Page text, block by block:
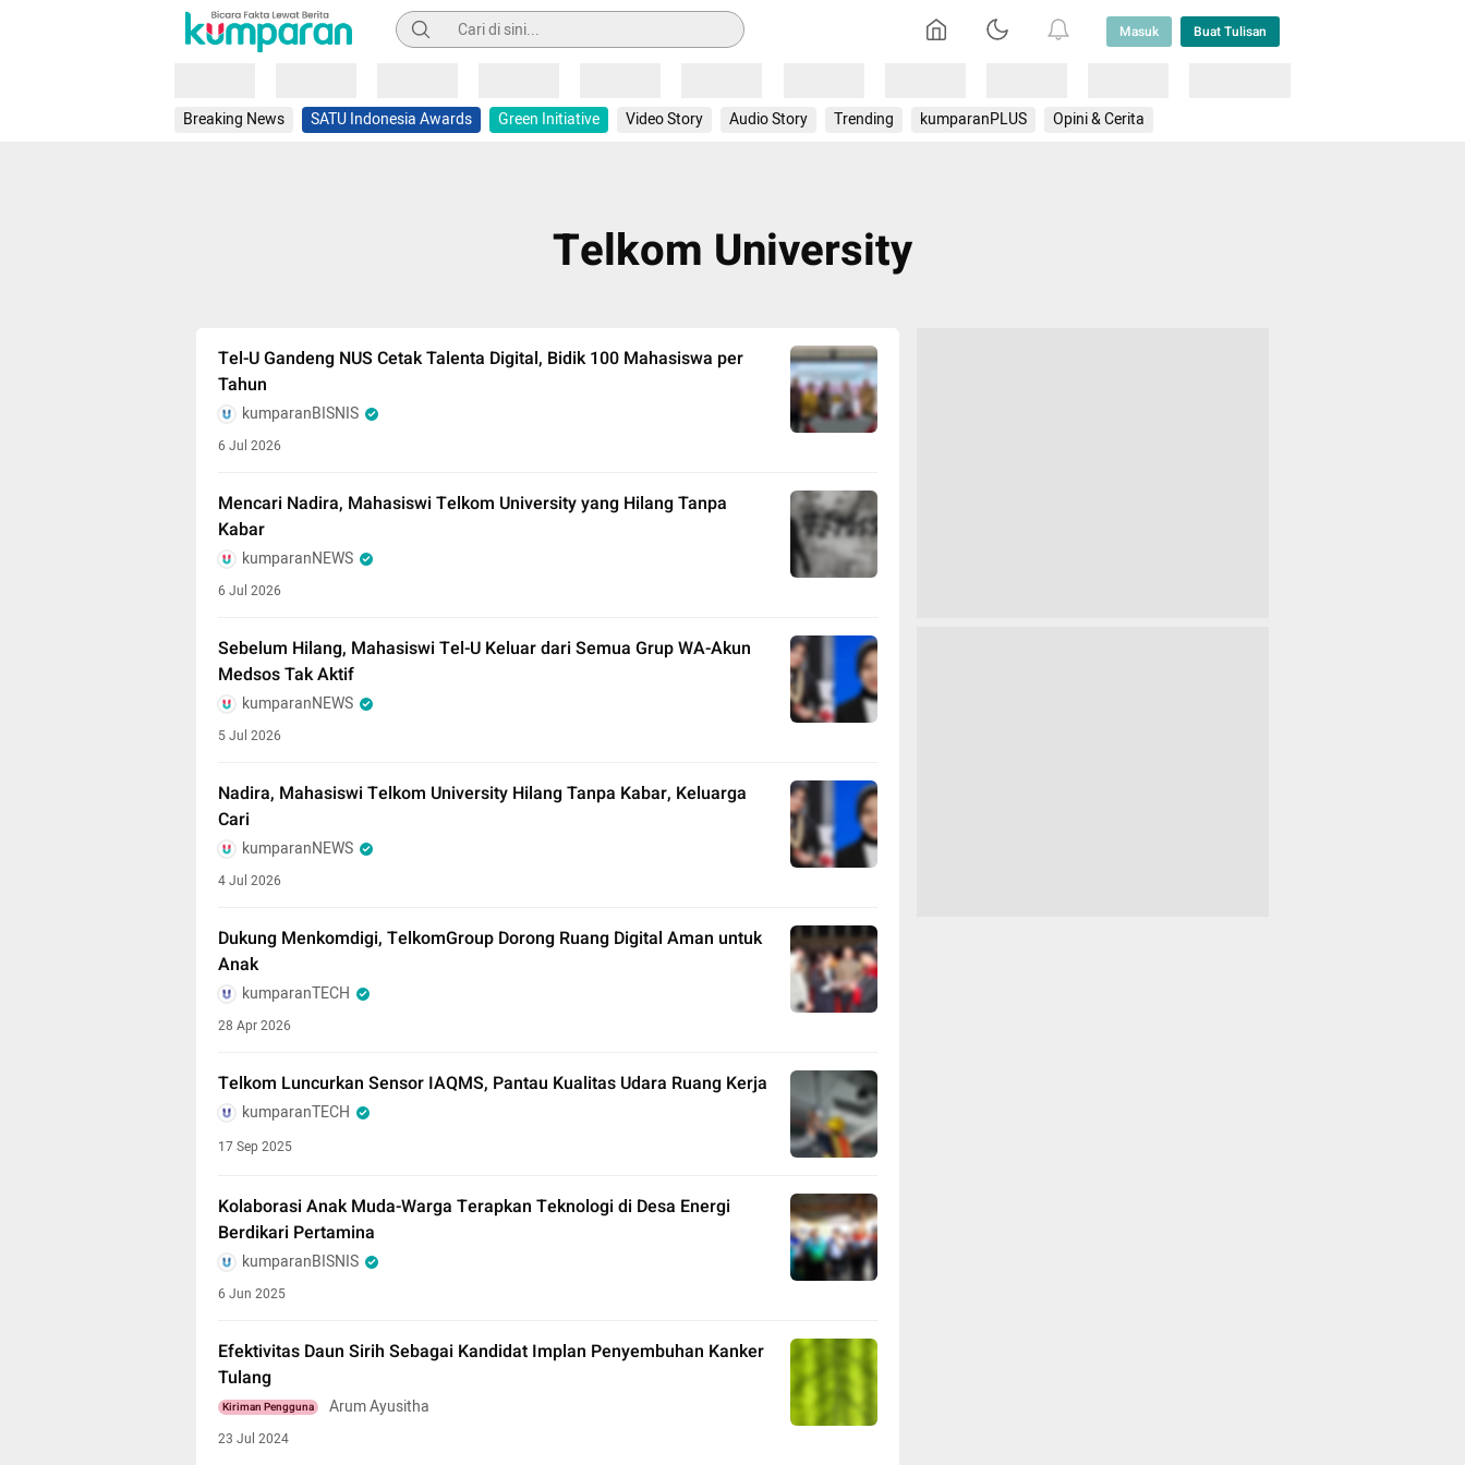
Pencarian Masuk Buat Tulisan
Breaking News SATU Indonesia Awards Green Initiative Video Story Audio Story Trending kumparanPLUS Opini & Cerita
Telkom University
Tel-U Gandeng NUS Cetak Talenta Digital, Bidik 100 Mahasiswa per
Tahun
kumparanBISNIS
6 Jul 2026
Mencari Nadira, Mahasiswi Telkom University yang Hilang Tanpa
Kabar
kumparanNEWS
6 Jul 2026
Sebelum Hilang, Mahasiswi Tel-U Keluar dari Semua Grup WA-Akun
Medsos Tak Aktif
kumparanNEWS
5 Jul 2026
Nadira, Mahasiswi Telkom University Hilang Tanpa Kabar, Keluarga
Cari
kumparanNEWS
4 Jul 2026
Dukung Menkomdigi, TelkomGroup Dorong Ruang Digital Aman untuk
Anak
kumparanTECH
28 Apr 2026
Telkom Luncurkan Sensor IAQMS, Pantau Kualitas Udara Ruang Kerja
kumparanTECH
17 Sep 2025
Kolaborasi Anak Muda-Warga Terapkan Teknologi di Desa Energi
Berdikari Pertamina
kumparanBISNIS
6 Jun 2025
Efektivitas Daun Sirih Sebagai Kandidat Implan Penyembuhan Kanker
Tulang
Kiriman Pengguna Arum Ayusitha
23 Jul 2024